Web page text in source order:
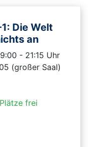
Die Welt
an
- 21:15 Uhr
(großer Saal)
frei